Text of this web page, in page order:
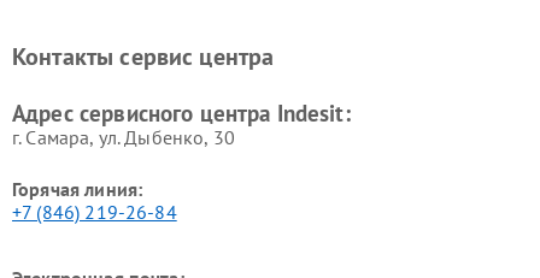
Indesit
Indesit
Контакты сервис центра
Адрес сервисного центра Indesit:
г. Самара, ул. Дыбенко, 30
Горячая линия:
+7 (846) 219-26-84